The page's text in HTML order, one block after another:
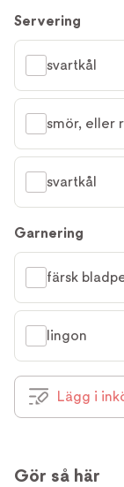
Servering
svartkål
smör, eller
svartkål
Garnering
färsk
lingon
Lägg i
Gör så här